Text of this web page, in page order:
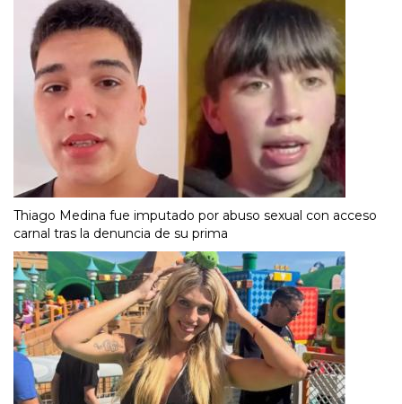
Thiago Medina fue imputado por abuso sexual con acceso
carnal tras la denuncia de su prima